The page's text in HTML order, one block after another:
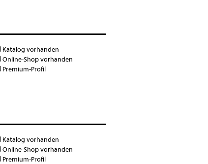
Katalog vorhanden
Online-Shop vorhanden
Premium-Profil
Katalog vorhanden
Online-Shop vorhanden
Premium-Profil